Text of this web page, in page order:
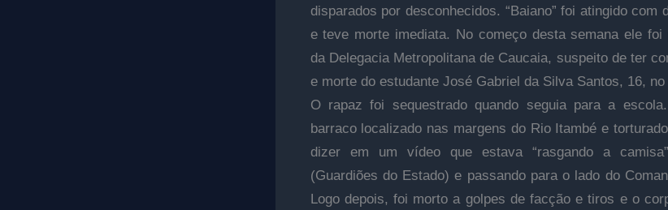
disparados por desconhecidos. “Baiano” foi atingido com
e teve morte imediata. No começo desta semana ele
da Delegacia Metropolitana de Caucaia, suspeito de ter
e morte do estudante José Gabriel da Silva Santos, 16,
O rapaz foi sequestrado quando seguia para a
barraco localizado nas margens do Rio Itambé e
dizer em um vídeo que estava “rasgando a
(Guardiões do Estado) e passando para o lado do
Logo depois, foi morto a golpes de facção e tiros e o